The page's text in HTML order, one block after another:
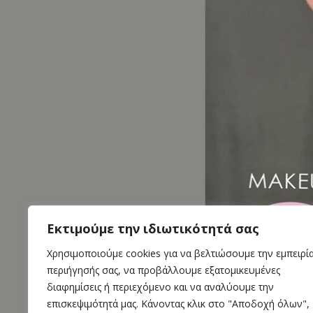
Εκτιμούμε την ιδιωτικότητά σας
Χρησιμοποιούμε cookies για να βελτιώσουμε την
περιήγησής σας, να προβάλλουμε εξατομικευμένες
διαφημίσεις ή περιεχόμενο και να αναλύουμε την
επισκεψιμότητά μας. Κάνοντας κλικ στο "Αποδοχή όλων",